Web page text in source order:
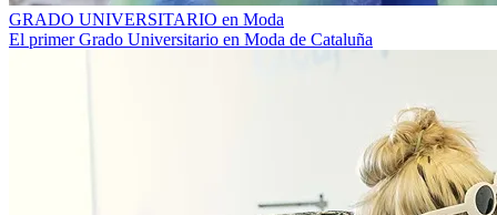
GRADO UNIVERSITARIO en Moda
El primer Grado Universitario en Moda de Cataluña